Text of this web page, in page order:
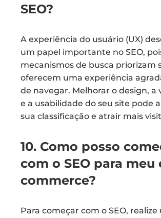
SEO?
A experiência do usuário (UX)
um papel importante no SEO,
mecanismos de busca priorizam
oferecem uma experiência
de navegar. Melhorar o design, a
e a usabilidade do seu site pode
sua classificação e atrair mais
10. Como posso
com o SEO para meu
commerce?
Para começar com o SEO, realize